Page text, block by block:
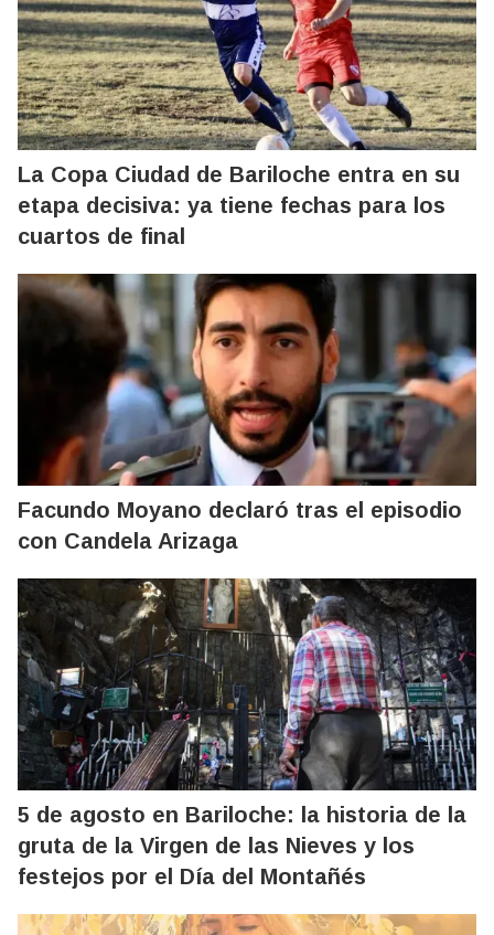
La Copa Ciudad de Bariloche entra en su
etapa decisiva: ya tiene fechas para los
cuartos de final
Facundo Moyano declaró tras el episodio
con Candela Arizaga
5 de agosto en Bariloche: la historia de la
gruta de la Virgen de las Nieves y los
festejos por el Día del Montañés